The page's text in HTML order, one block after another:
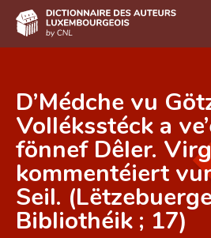
DE FR
Accueil
Auteur(e)s A-Z
Recherche avancée
D’Médche vu
Volléksstéck a
fönnef Dêler.
kommentéiert
Seil.
Bibliothéik ; 17)